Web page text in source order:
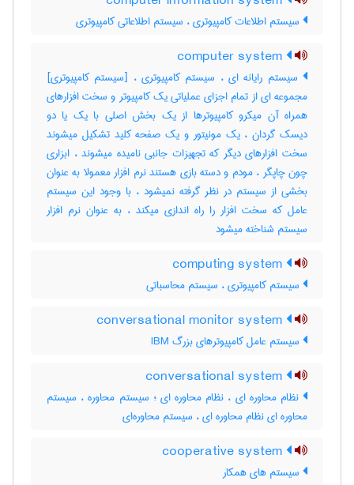
سیستم اطلاعات کامپیوتری ، سیستم اطلاعاتی کامپیوتری
سیستم رایانه ای ، سیستم کامپیوتری ، [سیستم کامپیوتری]
مجموعه ای از تمام اجزای عملیاتی یک کامپیوتر و سخت افزارهای
همراه آن میکرو کامپیوترها از یک بخش اصلی با یک یا دو
دیسک گردان ، یک مونیتور و یک صفحه کلید تشکیل میشوند
سخت افزارهای دیگر که تجهیزات جانبی نامیده میشوند ، ابزاری
چون چاپگر ، مودم و دسته بازی هستند نرم افزار معمولا به عنوان
بخشی از سیستم در نظر گرفته نمیشود ، با وجود این سیستم
عامل که سخت افزار را راه اندازی میکند ، به عنوان نرم افزار
سیستم شناخته میشود
سیستم کامپیوتری ، سیستم محاسباتی
سیستم عامل کامپیوترهای بزرگ IBM
نظام محاوره ای ، نظام محاوره ای ؛ سیستم محاوره ، سیستم
محاوره ای نظام محاوره ای ، سیستم محاوره‌ای
سیستم های همکار